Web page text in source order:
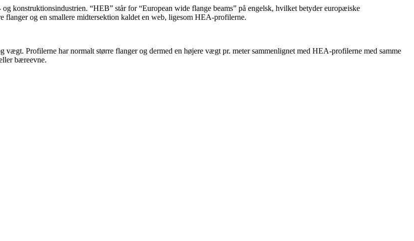
konstruktionsindustrien. “HEB” står for “European wide flange beams” på engelsk, hvilket betyder europæiske
flanger og en smallere midtersektion kaldet en web, ligesom HEA-profilerne.
vægt. Profilerne har normalt større flanger og dermed en højere vægt pr. meter sammenlignet med HEA-profilerne med samme
bæreevne.